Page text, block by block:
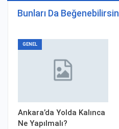
Bunları Da Beğenebilirsin
GENEL
Ankara’da Yolda Kalınca
Ne Yapılmalı?